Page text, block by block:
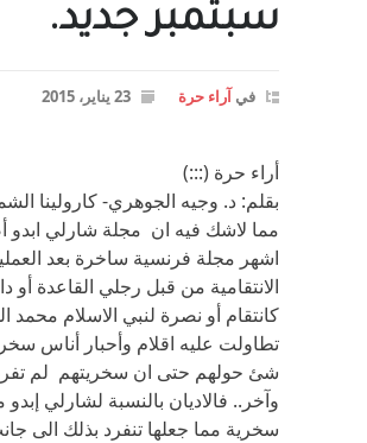
سبتمبر جديد.
فيآراء حرة 23 يناير، 2015
أراء حرة (:::)
بقلم: د. وجيه الجوهري- كارولينا
مما لاشك فيه ان مجلة شارلي
اشهر مجلة فرنسية ساخرة بعد
الانتقامية من قبل رجلي القاعدة أو
كانتقام أو نصرة لنبي الاسلام محمد
تطاولت عليه اقلام وأحبار أناس
شئ حولهم حتى ان سخريتهم لم
وآخر.. فالاديان بالنسبة لشارلي
سخرية مما جعلها تنفرد بذلك الى